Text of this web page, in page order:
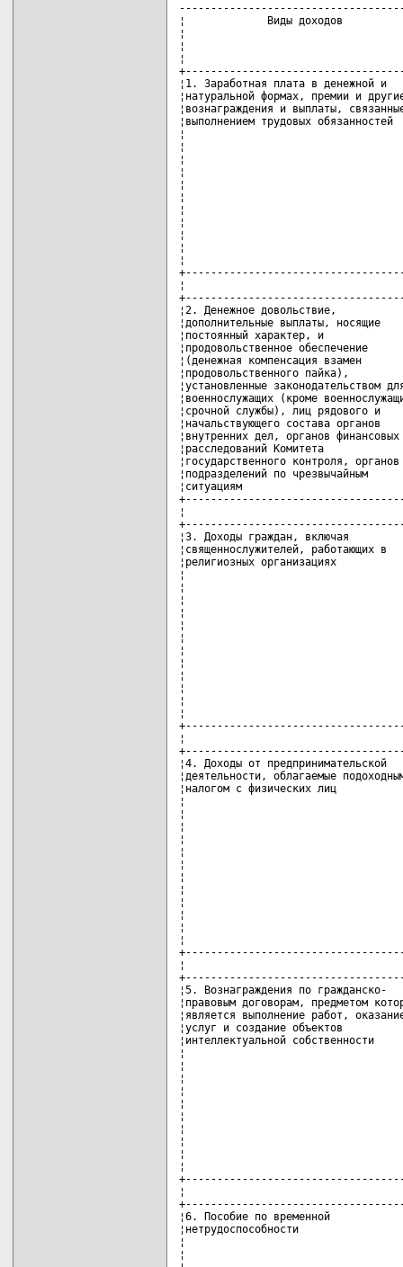
¦             Виды доходов
¦                                      ¦
¦                                      ¦
¦
¦1. Заработная плата в
¦натуральной формах, премии и
¦вознаграждения и выплаты,
¦выполнением трудовых
¦
¦
¦
¦
¦
¦
¦
¦
¦
¦
¦
¦
¦2. Денежное довольствие,
¦дополнительные выплаты,
¦постоянный характер, и
¦продовольственное
¦(денежная компенсация
¦продовольственного
¦установленные
¦военнослужащих (кроме
¦срочной службы), лиц
¦начальствующего состава
¦внутренних дел, органов
¦расследований Комитета
¦государственного контроля,
¦подразделений по
¦ситуациям
¦
¦3. Доходы граждан,
¦священнослужителей,
¦религиозных
¦
¦
¦
¦
¦
¦
¦
¦
¦
¦
¦
¦
¦
¦4. Доходы от
¦деятельности, облагаемые
¦налогом с физических лиц
¦
¦
¦
¦
¦
¦
¦
¦
¦
¦
¦
¦
¦
¦5. Вознаграждения по
¦правовым договорам,
¦является выполнение работ,
¦услуг и создание объектов
¦интеллектуальной
¦
¦
¦
¦
¦
¦
¦
¦
¦
¦
¦
¦6. Пособие по временной
¦нетрудоспособности
¦
¦